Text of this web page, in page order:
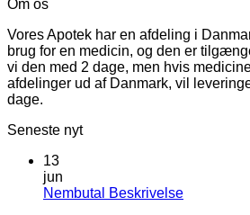
Om os
Vores Apotek har en afdeling i
brug for en medicin, og den er
vi den med 2 dage, men hvis
afdelinger ud af Danmark, vil
dage.
Seneste nyt
13
jun
Nembutal BeskrivelseIngen